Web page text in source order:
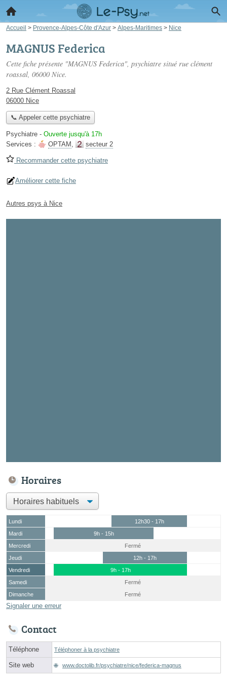
Accueil > Provence-Alpes-Côte d'Azur > Alpes-Maritimes > Nice
MAGNUS Federica
Cette fiche présente "MAGNUS Federica", psychiatre situé rue clément
roassal, 06000 Nice.
2 Rue Clément Roassal
06000 Nice
📞 Appeler cette psychiatre
Psychiatre - Ouverte jusqu'à 17h
Services :
OPTAM , secteur 2
Recommander cette psychiatre
Améliorer cette fiche
Autres psys à Nice
Horaires
Lundi
12h30 - 17h
Mardi
9h - 15h
Mercredi
Fermé
Jeudi
12h - 17h
Vendredi
9h - 17h
Samedi
Fermé
Dimanche
Fermé
Signaler une erreur
Contact
Téléphone Téléphoner à la psychiatre
Site web www.doctolib.fr/psychiatre/nice/federica-magnus